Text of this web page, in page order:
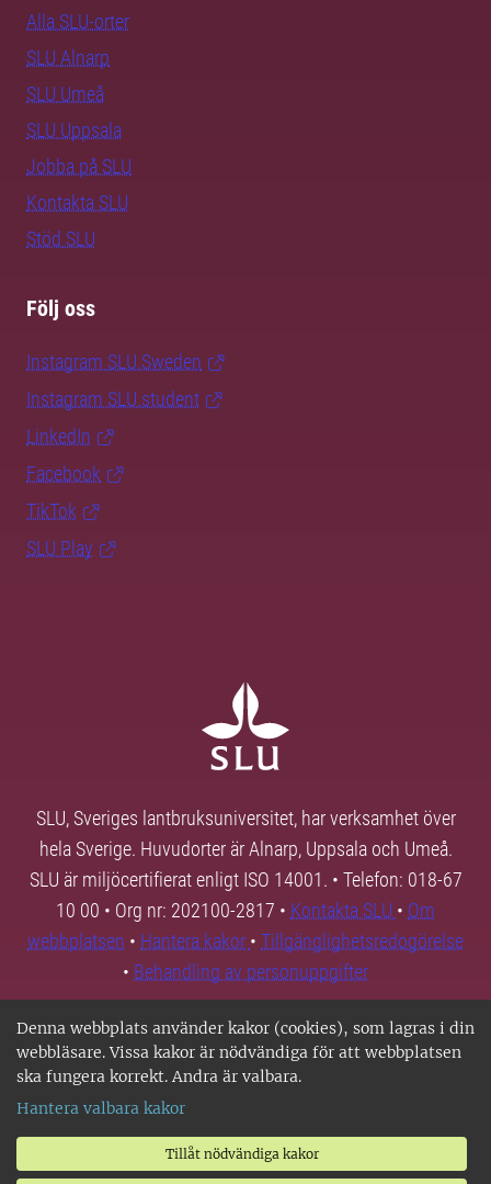
Denna webbplats använder kakor (cookies), som lagras i din
webbläsare. Vissa kakor är nödvändiga för att webbplatsen
ska fungera korrekt. Andra är valbara.
Hantera valbara kakor
Tillåt nödvändiga kakor
Alla SLU-orter
SLU Alnarp
SLU Umeå
SLU Uppsala
Jobba på SLU
Kontakta SLU
Stöd SLU
Följ oss
Instagram SLU.Sweden
Instagram SLU.student
LinkedIn
Facebook
TikTok
SLU Play
SLU, Sveriges lantbruksuniversitet, har verksamhet över
hela Sverige. Huvudorter är Alnarp, Uppsala och Umeå.
SLU är miljöcertifierat enligt ISO 14001. • Telefon: 018-67
10 00 • Org nr: 202100-2817 • Kontakta SLU • Om
webbplatsen • Hantera kakor • Tillgänglighetsredogörelse
• Behandling av personuppgifter